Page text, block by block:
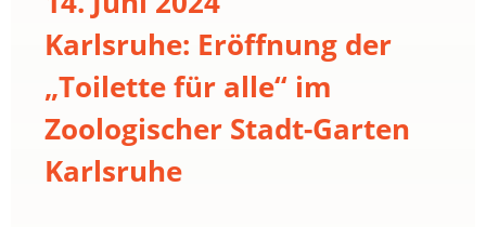
Karlsruhe: Eröffnung der
„Toilette für alle“ im
Zoologischer Stadt-Garten
Karlsruhe